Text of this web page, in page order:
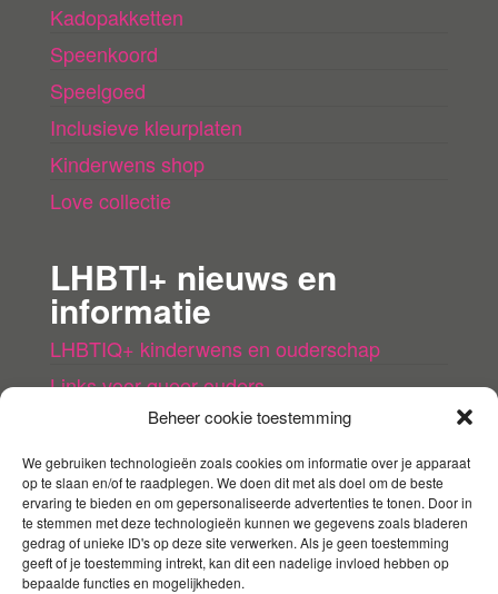
Beheer cookie toestemming
We gebruiken technologieën zoals cookies om informatie over je apparaat
op te slaan en/of te raadplegen. We doen dit met als doel om de beste
ervaring te bieden en om gepersonaliseerde advertenties te tonen. Door in
te stemmen met deze technologieën kunnen we gegevens zoals bladeren
gedrag of unieke ID's op deze site verwerken. Als je geen toestemming
geeft of je toestemming intrekt, kan dit een nadelige invloed hebben op
bepaalde functies en mogelijkheden.
Kadopakketten
Speenkoord
Speelgoed
Inclusieve kleurplaten
Kinderwens shop
Love collectie
LHBTI+ nieuws en
informatie
LHBTIQ+ kinderwens en ouderschap
Links voor queer ouders
LHBTI+ (kinder)boeken
Queer agenda
Mijn account
Contact